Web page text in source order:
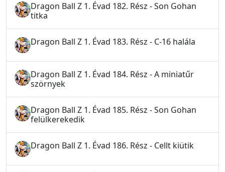
Dragon Ball Z 1. Évad 182. Rész - Son Gohan
titka
Dragon Ball Z 1. Évad 183. Rész - C-16 halála
Dragon Ball Z 1. Évad 184. Rész - A miniatűr
szörnyek
Dragon Ball Z 1. Évad 185. Rész - Son Gohan
felülkerekedik
Dragon Ball Z 1. Évad 186. Rész - Cellt kiütik